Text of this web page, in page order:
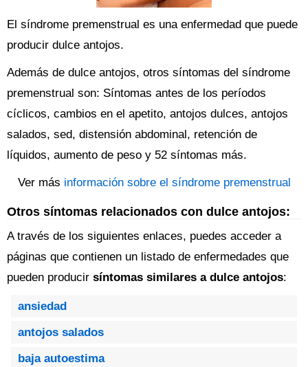
El síndrome premenstrual es una enfermedad que puede
producir dulce antojos.
Además de dulce antojos, otros síntomas del síndrome
premenstrual son: Síntomas antes de los períodos
cíclicos, cambios en el apetito, antojos dulces, antojos
salados, sed, distensión abdominal, retención de
líquidos, aumento de peso y 52 síntomas más.
Ver más información sobre el síndrome premenstrual
Otros síntomas relacionados con dulce antojos:
A través de los siguientes enlaces, puedes acceder a
páginas que contienen un listado de enfermedades que
pueden producir síntomas similares a dulce antojos:
ansiedad
antojos salados
baja autoestima